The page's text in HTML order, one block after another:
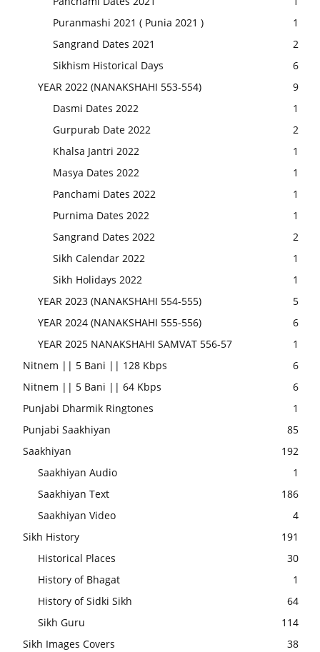
Puranmashi 2021 ( Punia 2021 )
1
Sangrand Dates 2021
2
Sikhism Historical Days
6
YEAR 2022 (NANAKSHAHI 553-554)
9
Dasmi Dates 2022
1
Gurpurab Date 2022
2
Khalsa Jantri 2022
1
Masya Dates 2022
1
Panchami Dates 2022
1
Purnima Dates 2022
1
Sangrand Dates 2022
2
Sikh Calendar 2022
1
Sikh Holidays 2022
1
YEAR 2023 (NANAKSHAHI 554-555)
5
YEAR 2024 (NANAKSHAHI 555-556)
6
YEAR 2025 NANAKSHAHI SAMVAT 556-57
1
Nitnem || 5 Bani || 128 Kbps
6
Nitnem || 5 Bani || 64 Kbps
6
Punjabi Dharmik Ringtones
1
Punjabi Saakhiyan
85
Saakhiyan
192
Saakhiyan Audio
1
Saakhiyan Text
186
Saakhiyan Video
4
Sikh History
191
Historical Places
30
History of Bhagat
1
History of Sidki Sikh
64
Sikh Guru
114
Sikh Images Covers
38